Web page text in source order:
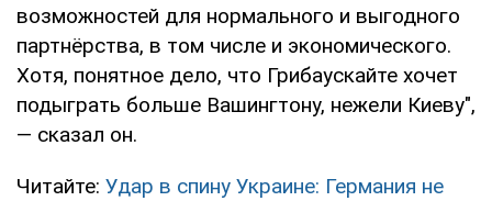
возможностей для нормального и выгодного
партнёрства, в том числе и экономического.
Хотя, понятное дело, что Грибаускайте хочет
подыграть больше Вашингтону, нежели Киеву",
— сказал он.
Читайте: Удар в спину Украине: Германия не